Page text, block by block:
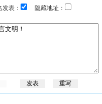
表：
隐藏地址：